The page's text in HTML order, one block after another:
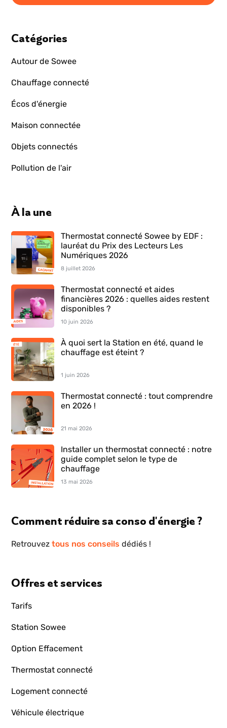
Catégories
Autour de Sowee
Chauffage connecté
Écos d'énergie
Maison connectée
Objets connectés
Pollution de l'air
À la une
Thermostat connecté Sowee by EDF :
lauréat du Prix des Lecteurs Les
Numériques 2026
8 juillet 2026
Thermostat connecté et aides
financières 2026 : quelles aides restent
disponibles ?
10 juin 2026
À quoi sert la Station en été, quand le
chauffage est éteint ?
1 juin 2026
Thermostat connecté : tout comprendre
en 2026 !
21 mai 2026
Installer un thermostat connecté : notre
guide complet selon le type de
chauffage
13 mai 2026
Comment réduire sa conso d'énergie ?
Retrouveztous nos conseils dédiés !
Offres et services
Tarifs
Station Sowee
Option Effacement
Thermostat connecté
Logement connecté
Véhicule électrique